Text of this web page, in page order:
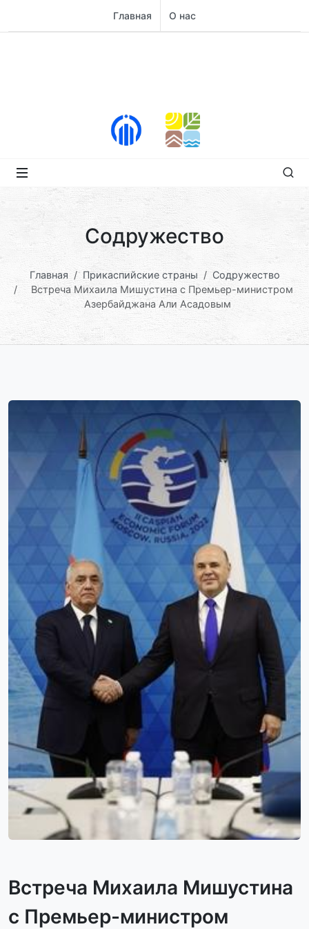
Главная О нас
Содружество
Главная Прикаспийские страны
Содружество
Встреча Михаила Мишустина с Премьер-министром
Азербайджана Али Асадовым
Встреча Михаила Мишустина
с Премьер-министром